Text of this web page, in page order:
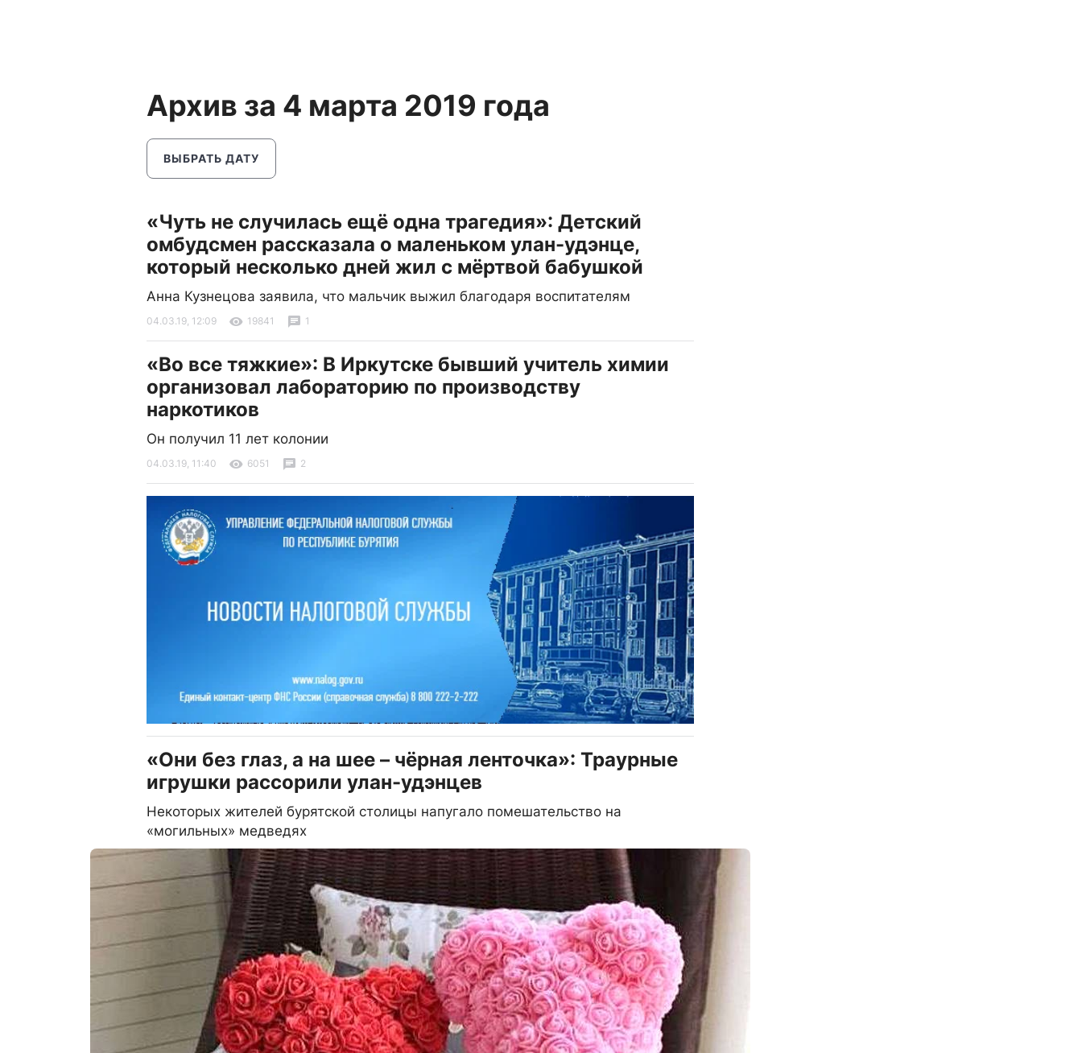
Архив за 4 марта 2019 года
ВЫБРАТЬ ДАТУ
«Чуть не случилась ещё одна трагедия»: Детский
омбудсмен рассказала о маленьком улан-удэнце,
который несколько дней жил с мёртвой бабушкой
Анна Кузнецова заявила, что мальчик выжил благодаря воспитателям
04.03.19, 12:09 19841 1
«Во все тяжкие»: В Иркутске бывший учитель химии
организовал лабораторию по производству
наркотиков
Он получил 11 лет колонии
04.03.19, 11:40 6051 2
«Они без глаз, а на шее – чёрная ленточка»: Траурные
игрушки рассорили улан-удэнцев
Некоторых жителей бурятской столицы напугало помешательство на
«могильных» медведях